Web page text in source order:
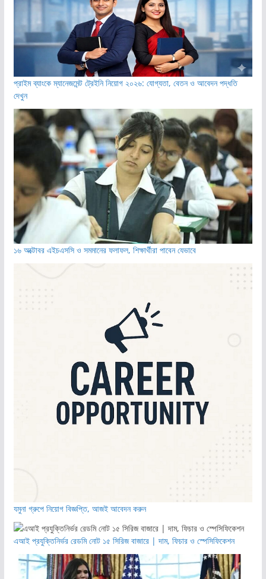
প্রাইম ব্যাংকে ম্যানেজমেন্ট ট্রেইনি নিয়োগ ২০২৬: যোগ্যতা, বেতন ও আবেদন পদ্ধতি
দেখুন
১৬ অক্টোবর এইচএসসি ও সমমানের ফলাফল, শিক্ষার্থীরা পাবেন যেভাবে
যমুনা গ্রুপে নিয়োগ বিজ্ঞপ্তি, আজই আবেদন করুন
এআই প্রযুক্তিনির্ভর রেডমি নোট ১৫ সিরিজ বাজারে | দাম, ফিচার ও স্পেসিফিকেশন